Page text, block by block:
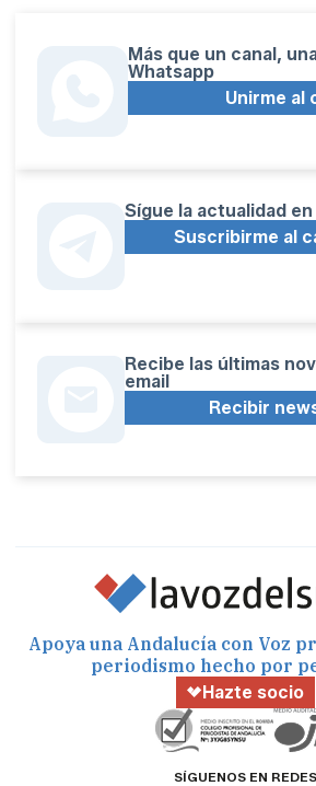
Más que un canal,
Whatsapp
Unirme al
Sígue la actualidad
Suscribirme al
Recibe las últimas
email
Recibir
Apoya una Andalucía con Voz
periodismo hecho por
Hazte socio
SÍGUENOS EN REDES